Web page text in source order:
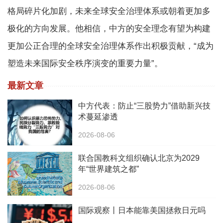
格局碎片化加剧，未来全球安全治理体系或朝着更加多
极化的方向发展。他相信，中方的安全理念有望为构建
更加公正合理的全球安全治理体系作出积极贡献，“成为
塑造未来国际安全秩序演变的重要力量”。
最新文章
中方代表：防止“三股势力”借助新兴技
术蔓延渗透
2026-08-06
联合国教科文组织确认北京为2029
年“世界建筑之都”
2026-08-06
国际观察丨日本能靠美国拯救日元吗